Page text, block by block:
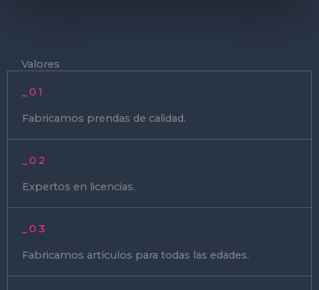
Valores
_01
Fabricamos prendas de calidad.
_02
Expertos en licencias.
_03
Fabricamos artículos para todas las edades.